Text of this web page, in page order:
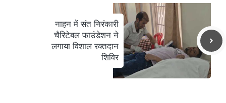
नाहन में संत निरंकारी
चैरिटेबल फाउंडेशन ने
लगाया विशाल रक्तदान
शिविर